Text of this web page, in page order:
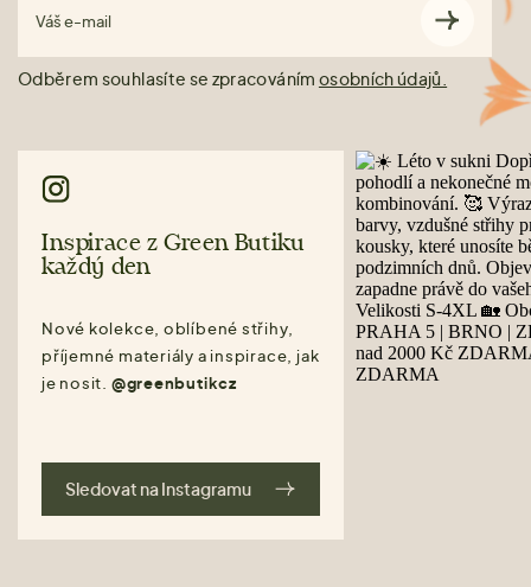
Váš e-mail
Odběrem souhlasíte se zpracováním osobních údajů.
Inspirace z Green Butiku
každý den
Nové kolekce, oblíbené střihy,
příjemné materiály a inspirace, jak
je nosit. @greenbutikcz
Sledovat na Instagramu